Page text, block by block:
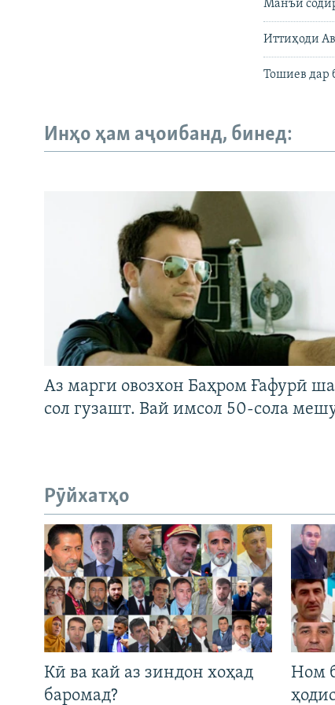
Манъи
Иттиҳоди
Тошиев дар
Инҳо ҳам аҷоибанд, бинед:
Аз марги овозхон Баҳром Ғафурӣ
сол гузашт. Вай имсол 50-сола
Рӯйхатҳо
Кӣ ва кай аз зиндон хоҳад
баромад?
Ном